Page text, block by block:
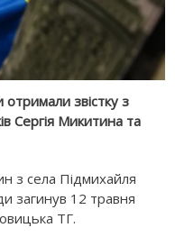
звістку з
Сергія Микитина та
з села Підмихайля
загинув 12 травня
ТГ.